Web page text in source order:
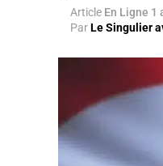
Article En Ligne 1
ParLe Singulier